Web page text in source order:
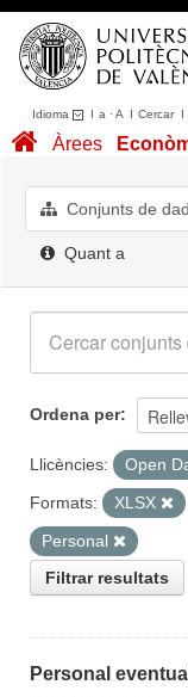
Idioma I a ·A I CercarI
Conjunts de dades
Quant a
Àrees
Conjunts de
Quant a
Ordena per
Llicències:
Open
Formats:
XLSX
Personal
Filtrar resultats
Personal